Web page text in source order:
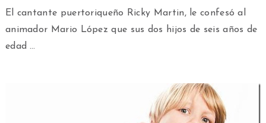
El cantante puertoriqueño Ricky Martin, le confesó al
animador Mario López que sus dos hijos de seis años de
edad …